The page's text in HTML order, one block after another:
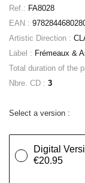
Ref.: FA8028
EAN :
Artistic Direction :
Label : Frémeaux &
Total duration of the
Nbre. CD : 3
Select a version :
Digital
€20.95